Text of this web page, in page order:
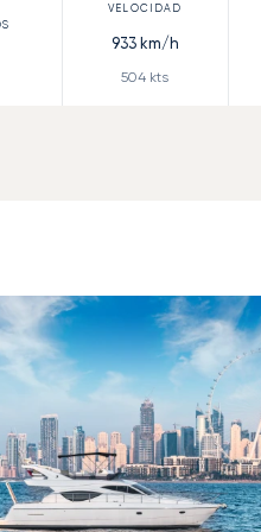
933km/h
504 kts